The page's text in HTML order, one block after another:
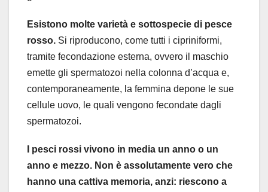
Esistono molte varietà e sottospecie di pesce
rosso. Si riproducono, come tutti i cipriniformi,
tramite fecondazione esterna, ovvero il maschio
emette gli spermatozoi nella colonna d’acqua e,
contemporaneamente, la femmina depone le sue
cellule uovo, le quali vengono fecondate dagli
spermatozoi.
I pesci rossi vivono in media un anno o un
anno e mezzo. Non è assolutamente vero che
hanno una cattiva memoria, anzi: riescono a